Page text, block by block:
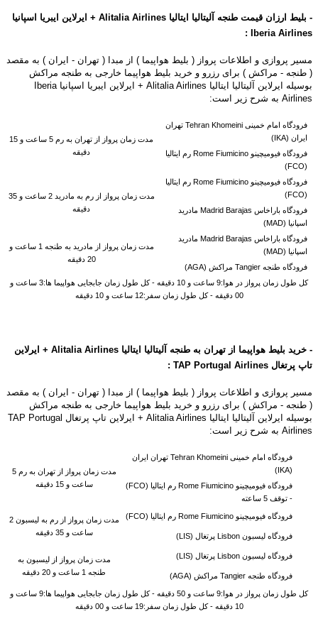
- بلیط ارزان قیمت طنجه آلیتالیا ایتالیا Alitalia Airlines +
ایرلاین ایبریا اسپانیا
IberiaAirlines
:
مسیر پروازی و اطلاعات پرواز ( بلیط هواپیما ) از مبدا ( تهران - ایران ) به مقصد
( طنجه - مراکش ) برای رزرو و خرید بلیط هواپیما خارجی به طنجه مراکش
بوسیله ایرلاین آلیتالیا ایتالیا Alitalia Airlines +
ایرلاین ایبریا اسپانیا Iberia
Airlines به شرح زیر است:
فرودگاه امام خمینی Tehran Khomeini تهران
ایران (IKA)
مدت زمان پرواز از تهران به رم 5 ساعت و 15
دقیقه
فرودگاه فیومیچینو Rome Fiumicino رم ایتالیا
(FCO)
فرودگاه فیومیچینو Rome Fiumicino رم ایتالیا
(FCO)
مدت زمان پرواز از رم به مادرید 2 ساعت و 35
دقیقه
فرودگاه باراخاس Madrid Barajas مادرید
اسپانیا (MAD)
فرودگاه باراخاس Madrid Barajas مادرید
اسپانیا (MAD)
مدت زمان پرواز از مادرید به
طنجه 1 ساعت و
20 دقیقه
فرودگاه طنجه Tangier مراکش (AGA)
کل طول زمان پرواز در هوا:9 ساعت و 10 دقیقه - کل طول زمان جابجایی هواپیما ها:3 ساعت و
00 دقیقه - کل طول زمان سفر:12 ساعت و 10 دقیقه
- خرید بلیط هواپیما از تهران به طنجه آلیتالیا ایتالیا Alitalia Airlines +
ایرلاین
تاپ پرتغال
TAP Portugal Airlines
:
مسیر پروازی و اطلاعات پرواز ( بلیط هواپیما ) از مبدا ( تهران - ایران ) به مقصد
( طنجه - مراکش ) برای رزرو و خرید بلیط هواپیما خارجی به طنجه مراکش
بوسیله ایرلاین آلیتالیا ایتالیا Alitalia Airlines +
ایرلاین تاپ پرتغال TAP Portugal
Airlines به شرح زیر است:
فرودگاه امام خمینی Tehran Khomeini تهران ایران
(IKA)
مدت زمان پرواز از تهران به رم 5
ساعت و 15 دقیقه
فرودگاه فیومیچینو Rome Fiumicino رم ایتالیا (FCO)
- توقف 5 ساعته
فرودگاه فیومیچینو Rome Fiumicino رم ایتالیا (FCO)
مدت زمان پرواز از رم به لیسبون 2
ساعت و 35 دقیقه
فرودگاه لیسبون Lisbon پرتغال (LIS)
فرودگاه لیسبون Lisbon پرتغال (LIS)
مدت زمان پرواز از لیسبون به
طنجه 1 ساعت و 20 دقیقه
فرودگاه طنجه Tangier مراکش (AGA)
کل طول زمان پرواز در هوا:9 ساعت و 50 دقیقه - کل طول زمان جابجایی هواپیما ها:9 ساعت و
10 دقیقه - کل طول زمان سفر:19 ساعت و 00 دقیقه